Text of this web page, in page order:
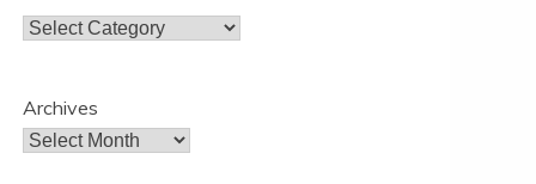
Categories
Archives